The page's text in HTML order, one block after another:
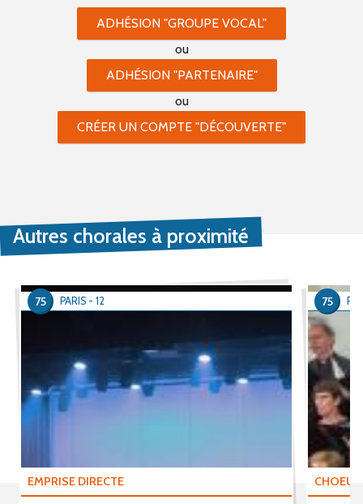
ADHÉSION "GROUPE VOCAL"
ou
ADHÉSION "PARTENAIRE"
ou
CRÉER UN COMPTE "DÉCOUVERTE"
Autres chorales à proximité
EMPRISE DIRECTE
PARIS - 12
75 75